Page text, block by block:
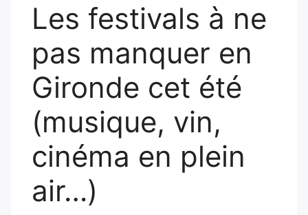
Les festivals à ne
pas manquer en
Gironde cet été
(musique, vin,
cinéma en plein
air…)